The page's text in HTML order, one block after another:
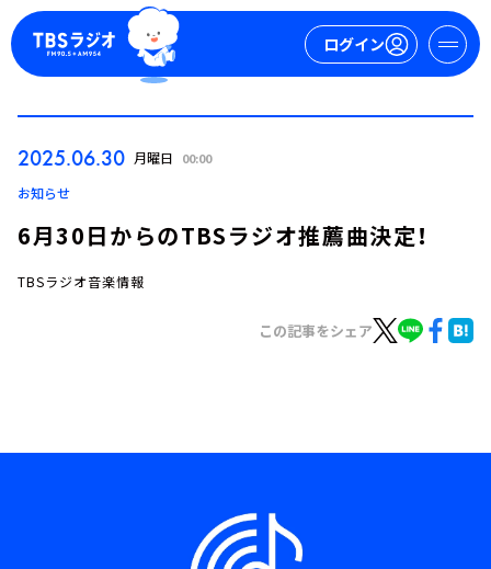
ログイン
トピックス
イベント・グッズ
2025.06.30 月曜日 00:00
お知らせ
6月30日からのTBSラジオ推薦曲決定！
TBSラジオ音楽情報
この記事をシェア